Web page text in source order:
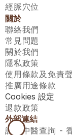
經脈穴位
關於
聯絡我們
常見問題
關於我們
隱私政策
使用條款及免責
推廣用途條款
Cookies 設定
退款政策
外部連結
註冊中醫查詢 -